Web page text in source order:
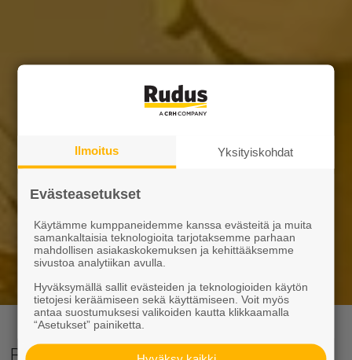
Betonin avulla säilyvä lopputulos
Ilmoitus Yksityiskohdat
Evästeasetukset
Käytämme kumppaneidemme kanssa evästeitä ja muita
samankaltaisia teknologioita tarjotaksemme parhaan
mahdollisen asiakaskokemuksen ja kehittääksemme
sivustoa analytiikan avulla.
Hyväksymällä sallit evästeiden ja teknologioiden käytön
tietojesi keräämiseen sekä käyttämiseen. Voit myös
antaa suostumuksesi valikoiden kautta klikkaamalla
“Asetukset” painiketta.